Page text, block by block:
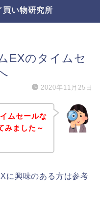
買い物研究所
EXのタイムセ
2020年11月25日
ムセールな
みました～
に興味のある方は参考